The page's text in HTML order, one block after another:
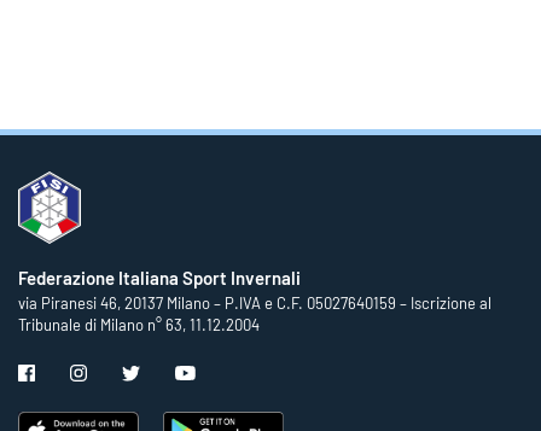
Federazione Italiana Sport Invernali
via Piranesi 46, 20137 Milano – P.IVA e C.F. 05027640159 – Iscrizione al
Tribunale di Milano n° 63, 11.12.2004